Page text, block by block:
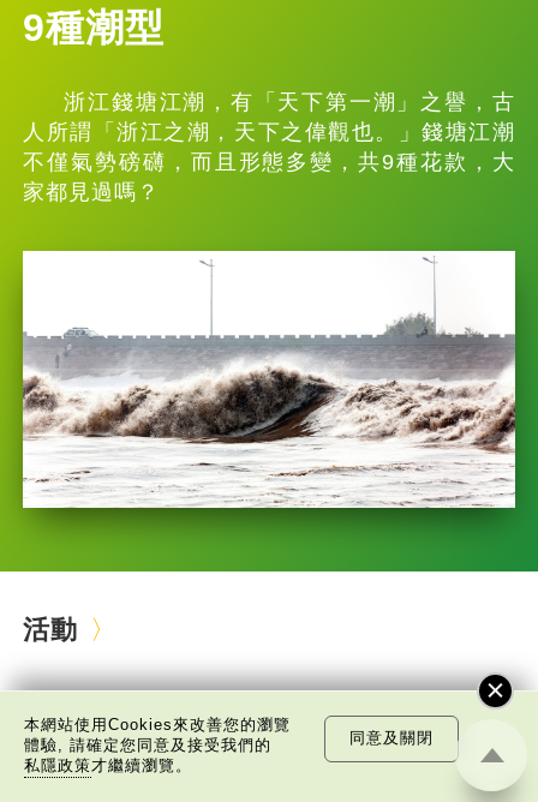
9種潮型
浙江錢塘江潮，有「天下第一潮」之譽，古
人所謂「浙江之潮，天下之偉觀也。」錢塘江潮
不僅氣勢磅礴，而且形態多變，共9種花款，大
家都見過嗎？
活動
本網站使用Cookies來改善您的瀏覽
體驗, 請確定您同意及接受我們的
私隱政策才繼續瀏覽。
同意及關閉